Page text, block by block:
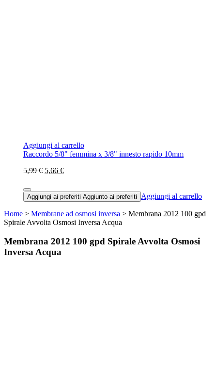
Aggiungi al carrello
Raccordo 5/8" femmina x 3/8" innesto rapido 10mm
5,99 € 5,66 €
Aggiungi ai preferiti Aggiunto ai preferiti Aggiungi al carrello
Home > Membrane ad osmosi inversa > Membrana 2012 100 gpd
Spirale Avvolta Osmosi Inversa Acqua
Membrana 2012 100 gpd Spirale Avvolta Osmosi
Inversa Acqua